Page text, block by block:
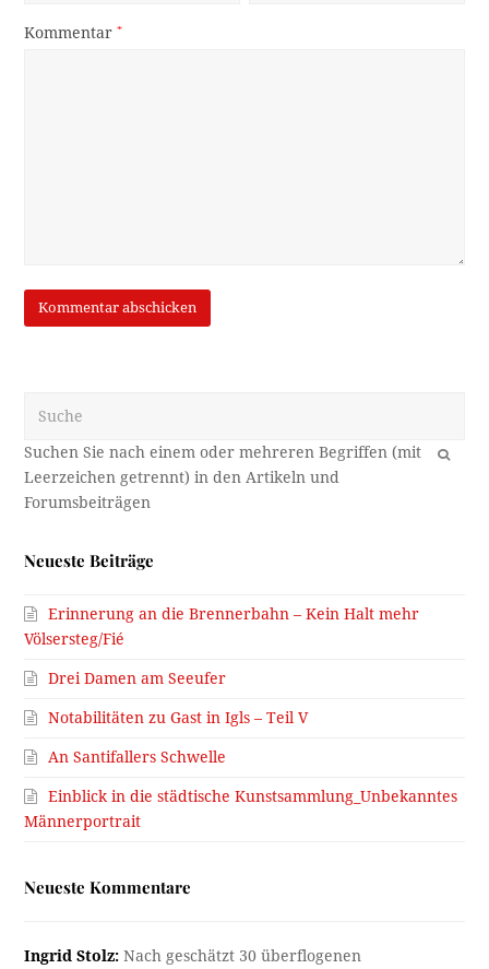
Kommentar*
OK
Neueste Beiträge
Erinnerung an die Brennerbahn – Kein Halt mehr
Völsersteg/Fié
Drei Damen am Seeufer
Notabilitäten zu Gast in Igls – Teil V
An Santifallers Schwelle
Einblick in die städtische Kunstsammlung_Unbekanntes
Männerportrait
Neueste Kommentare
Ingrid Stolz: Nach geschätzt 30 überflogenen